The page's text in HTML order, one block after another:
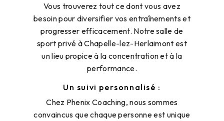
Vous trouverez tout ce dont vous avez
besoin pour diversifier vos entraînements et
progresser efficacement. Notre salle de
sport privé à Chapelle-lez-Herlaimont est
un lieu propice à la concentration et à la
performance.
Un suivi personnalisé :
Chez Phenix Coaching, nous sommes
convaincus que chaque personne est unique